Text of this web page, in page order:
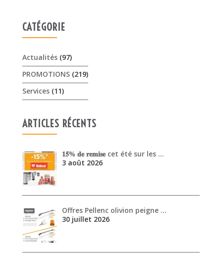
CATÉGORIE
Actualités(97)
PROMOTIONS(219)
Services(11)
ARTICLES RÉCENTS
𝟏𝟓% 𝐝𝐞 𝐫𝐞𝐦𝐢𝐬𝐞 cet été sur les …
3 août 2026
Offres Pellenc olivion peigne …
30 juillet 2026